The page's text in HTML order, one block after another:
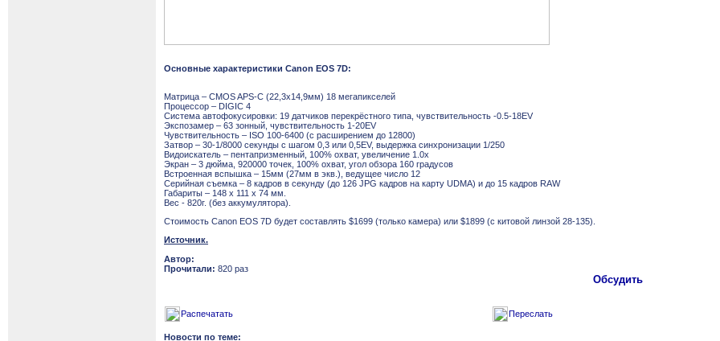
Основные характеристики Canon EOS 7D:
Матрица – CMOS APS-C (22,3х14,9мм) 18 мегапикселей
Процессор – DIGIC 4
Система автофокусировки: 19 датчиков перекрёстного типа, чувствительность -0.5-18EV
Экспозамер – 63 зонный, чувствительность 1-20EV
Чувствительность – ISO 100-6400 (с расширением до 12800)
Затвор – 30-1/8000 секунды с шагом 0,3 или 0,5EV, выдержка синхронизации 1/250
Видоискатель – пентапризменный, 100% охват, увеличение 1.0х
Экран – 3 дюйма, 920000 точек, 100% охват, угол обзора 160 градусов
Встроенная вспышка – 15мм (27мм в экв.), ведущее число 12
Серийная съемка – 8 кадров в секунду (до 126 JPG кадров на карту UDMA) и до 15 кадров RAW
Габариты – 148 х 111 х 74 мм.
Вес - 820г. (без аккумулятора).
Стоимость Canon EOS 7D будет составлять $1699 (только камера) или $1899 (с китовой линзой 28-135).
Источник.
Автор:
Прочитали: 820 раз
Обсудить
Распечатать Переслать
Новости по теме: